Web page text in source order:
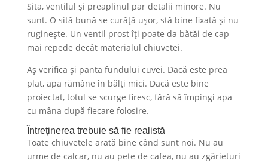
Sita, ventilul și preaplinul par detalii minore. Nu
sunt. O sită bună se curăță ușor, stă bine fixată și nu
ruginește. Un ventil prost îți poate da bătăi de cap
mai repede decât materialul chiuvetei.
Aș verifica și panta fundului cuvei. Dacă este prea
plat, apa rămâne în bălți mici. Dacă este bine
proiectat, totul se scurge firesc, fără să împingi apa
cu mâna după fiecare folosire.
Întreținerea trebuie să fie realistă
Toate chiuvetele arată bine când sunt noi. Nu au
urme de calcar, nu au pete de cafea, nu au zgârieturi